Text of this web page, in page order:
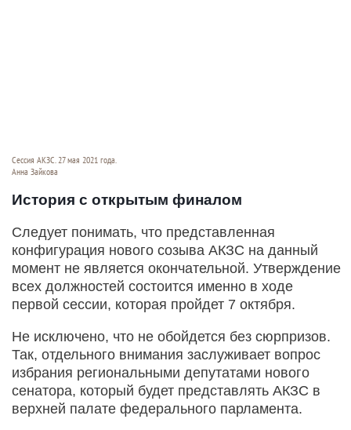
Сессия АКЗС. 27 мая 2021 года.
Анна Зайкова
История с открытым финалом
Следует понимать, что представленная
конфигурация нового созыва АКЗС на данный
момент не является окончательной. Утверждение
всех должностей состоится именно в ходе
первой сессии, которая пройдет 7 октября.
Не исключено, что не обойдется без сюрпризов.
Так, отдельного внимания заслуживает вопрос
избрания региональными депутатами нового
сенатора, который будет представлять АКЗС в
верхней палате федерального парламента.